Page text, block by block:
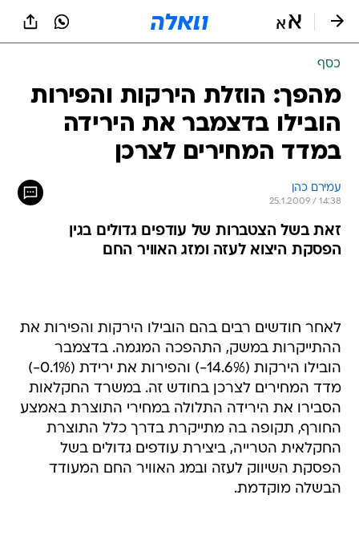
כסף
מהפך: הוזלת הירקות והפירות
הובילו בדצמבר את הירידה
במדד המחירים לצרכן
עמירם כהן
25.1.2009 / 14:38
זאת בשל הצטברות של עודפים גדולים בגין
הפסקת היצוא לעזה ומזג האוויר החם
לאחר חודשים רבים בהם הובילו הירקות והפירות את
ההתייקרות במשק, התהפכה המגמה. בדצמבר
הובילו הירקות (14.6%-) והפירות את ירידת (0.1%-)
מדד המחירים לצרכן בחודש זה. במשרד החקלאות
הסבירו את הירידה התלולה במחירי התוצרת באמצע
החורף, תקופה בה מתייקרת בדרך כלל התוצרת
החקלאית הטרייה, ביצירת עודפים גדולים בשל
הפסקת השיווק לעזה ובמג האוויר החם המעודד
הבשלה מוקדמת.